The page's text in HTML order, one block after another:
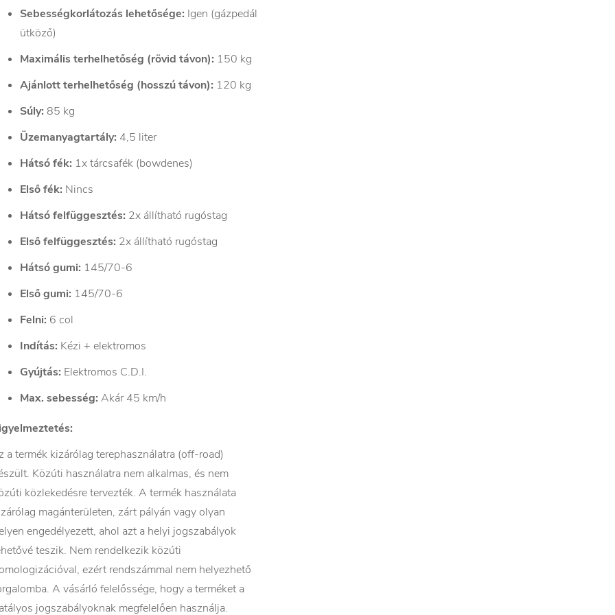
Sebességkorlátozás lehetősége: Igen (gázpedál
ütköző)
Maximális terhelhetőség (rövid távon): 150 kg
Ajánlott terhelhetőség (hosszú távon): 120 kg
Súly: 85 kg
Üzemanyagtartály: 4,5 liter
Hátsó fék: 1x tárcsafék (bowdenes)
Első fék: Nincs
Hátsó felfüggesztés: 2x állítható rugóstag
Első felfüggesztés: 2x állítható rugóstag
Hátsó gumi: 145/70-6
Első gumi: 145/70-6
Felni: 6 col
Indítás: Kézi + elektromos
Gyújtás: Elektromos C.D.I.
Max. sebesség: Akár 45 km/h
a termék kizárólag terephasználatra (off-road)
Közúti használatra nem alkalmas, és nem
közlekedésre tervezték. A termék használata
magánterületen, zárt pályán vagy olyan
engedélyezett, ahol azt a helyi jogszabályok
teszik. Nem rendelkezik közúti
ezért rendszámmal nem helyezhető
A vásárló felelőssége, hogy a terméket a
jogszabályoknak megfelelően használja.